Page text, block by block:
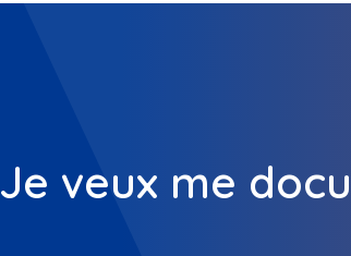
Je veux me